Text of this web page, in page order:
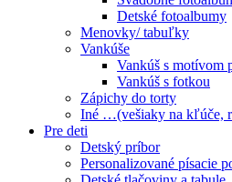
Detské fotoalbumy
Menovky/ tabuľky
Vankúše
Vankúš s motívom
Vankúš s fotkou
Zápichy do torty
Iné …(vešiaky na kľúče,
Pre deti
Detský príbor
Personalizované písacie